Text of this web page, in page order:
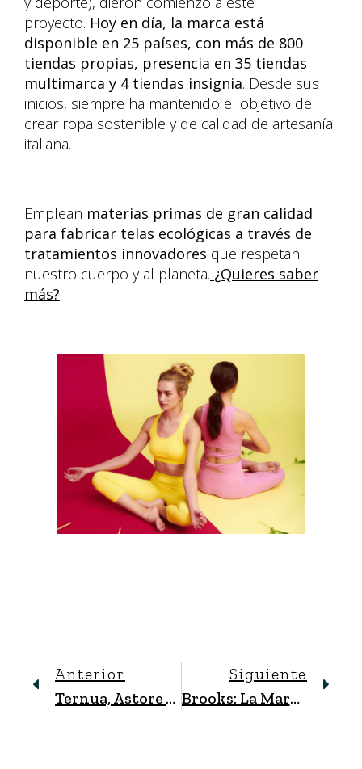
proyecto. Hoy en día, la marca está
disponible en 25 países, con más de 800
tiendas propias, presencia en 35 tiendas
multimarca y 4 tiendas insignia. Desde sus
inicios, siempre ha mantenido el objetivo de
crear ropa sostenible y de calidad de artesanía
italiana.
Emplean materias primas de gran calidad
para fabricar telas ecológicas a través de
tratamientos innovadores que respetan
nuestro cuerpo y al planeta. ¿Quieres saber
más?
Anterior
Ternua, Astore Y Lorpen: Un Mismo Grupo
Siguiente
Brooks: La Marca Líder En Zapatillas De Running Y Trail Running Para Cualquier Terreno